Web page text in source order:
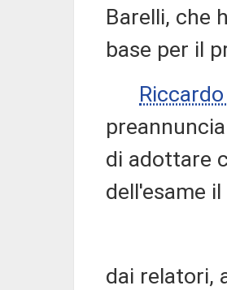
Barelli, che
base per il
di adottare
dell'esame
dai relatori,